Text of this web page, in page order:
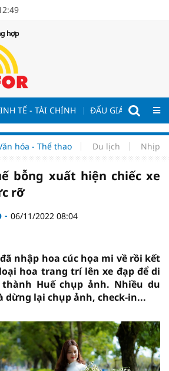
hợp
TẾ - TÀI CHÍNH ĐẤU GIÁ - ĐẤU
hóa - Thể thao Du lịch Nhịp
bỗng xuất hiện chiếc xe
rỡ
06/11/2022 08:04
nhập hoa cúc họa mi về rồi kết
hoa trang trí lên xe đạp để di
Huế chụp ảnh. Nhiều du
dừng lại chụp ảnh, check-in...